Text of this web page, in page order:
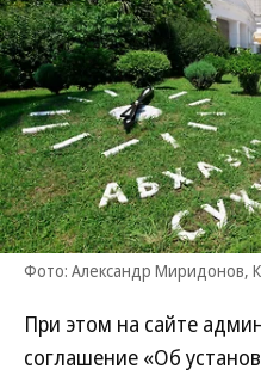
Фото: Александр Миридонов,
При этом на сайте
соглашение «Об